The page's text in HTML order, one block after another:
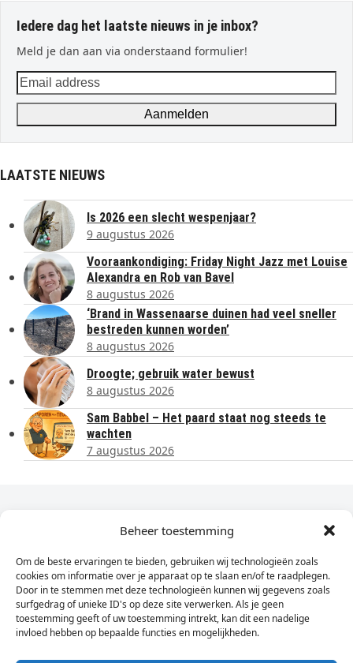
Beheer toestemming
Om de beste ervaringen te bieden, gebruiken wij technologieën zoals
cookies om informatie over je apparaat op te slaan en/of te raadplegen.
Door in te stemmen met deze technologieën kunnen wij gegevens zoals
surfgedrag of unieke ID's op deze site verwerken. Als je geen
toestemming geeft of uw toestemming intrekt, kan dit een nadelige
invloed hebben op bepaalde functies en mogelijkheden.
Iedere dag het laatste nieuws in je inbox?
Meld je dan aan via onderstaand formulier!
Email
address
Aanmelden
LAATSTE NIEUWS
Is 2026 een slecht wespenjaar?
9 augustus 2026
Vooraankondiging: Friday Night Jazz met Louise
Alexandra en Rob van Bavel
8 augustus 2026
‘Brand in Wassenaarse duinen had veel sneller
bestreden kunnen worden’
8 augustus 2026
Droogte; gebruik water bewust
8 augustus 2026
Sam Babbel – Het paard staat nog steeds te
wachten
7 augustus 2026
Dagelijks het laatste nieuws in je e-mail?
Vul
hier
je
e-
mailadres
in
Sign Up